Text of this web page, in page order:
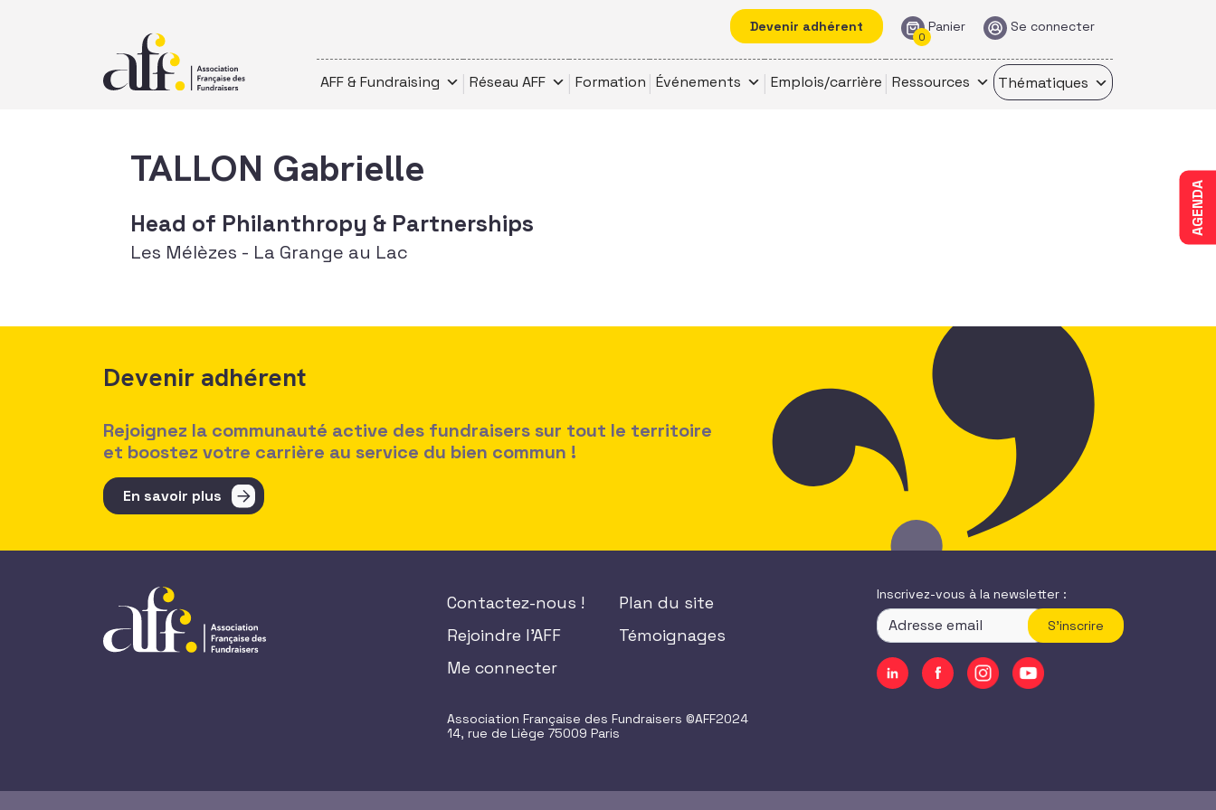
Devenir adhérent Panier
0
Se connecter
AFF & Fundraising Réseau AFF Formation Événements Emplois/carrière Ressources Thématiques
AGENDA
TALLON Gabrielle
Head of Philanthropy & Partnerships
Les Mélèzes - La Grange au Lac
Devenir adhérent
Rejoignez la communauté active des fundraisers sur tout le territoire
et boostez votre carrière au service du bien commun !
En savoir plus
Contactez-nous !
Rejoindre l'AFF
Me connecter
Plan du site
Témoignages
Association Française des Fundraisers ©AFF2024
14, rue de Liège 75009 Paris
Inscrivez-vous à la newsletter :
S'inscrire